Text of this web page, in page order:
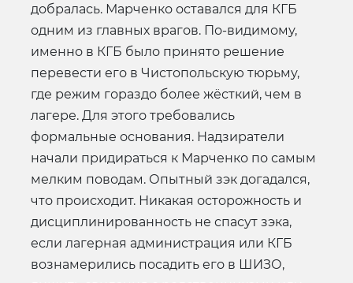
добралась. Марченко оставался для КГБ
одним из главных врагов. По-видимому,
именно в КГБ было принято решение
перевести его в Чистопольскую тюрьму,
где режим гораздо более жёсткий, чем в
лагере. Для этого требовались
формальные основания. Надзиратели
начали придираться к Марченко по самым
мелким поводам. Опытный зэк догадался,
что происходит. Никакая осторожность и
дисциплинированность не спасут зэка,
если лагерная администрация или КГБ
вознамерились посадить его в ШИЗО,